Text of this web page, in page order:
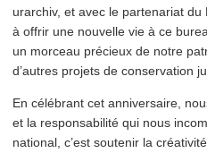
u­rar­chiv, et avec le partenariat
à offrir une nouvelle vie à ce
un morceau précieux de notre
d’autres projets de con­ser­va­tion
En célébrant cet anniver­saire,
et la respon­s­abil­ité qui nous
national, c’est soutenir la